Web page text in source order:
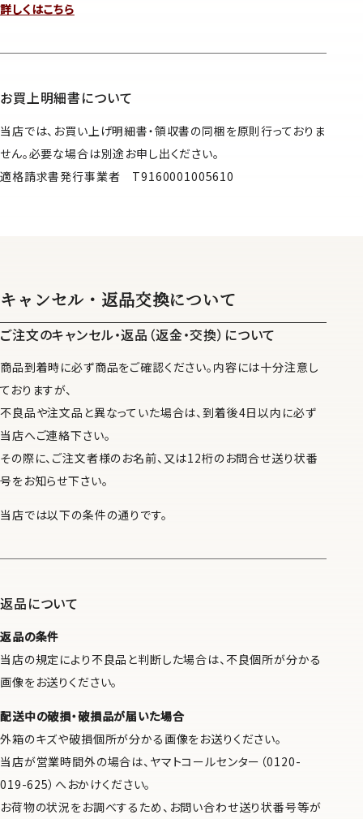
詳しくはこちら
お買上明細書について
当店では、お買い上げ明細書・領収書の同梱を原則行っておりま
せん。必要な場合は別途お申し出ください。
適格請求書発行事業者 T9160001005610
キャンセル・返品交換について
ご注文のキャンセル・返品（返金・交換）について
商品到着時に必ず商品をご確認ください。内容には十分注意し
ておりますが、
不良品や注文品と異なっていた場合は、到着後4日以内に必ず
当店へご連絡下さい。
その際に、ご注文者様のお名前、又は12桁のお問合せ送り状番
号をお知らせ下さい。
当店では以下の条件の通りです。
返品について
返品の条件
当店の規定により不良品と判断した場合は、不良個所が分かる
画像をお送りください。
配送中の破損・破損品が届いた場合
外箱のキズや破損個所が分かる画像をお送りください。
当店が営業時間外の場合は、ヤマトコールセンター（0120-
019-625）へおかけください。
お荷物の状況をお調べするため、お問い合わせ送り状番号等が